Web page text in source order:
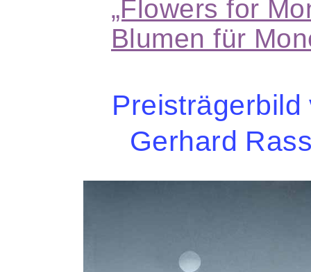
„Flowers for
Blumen für
Preisträgerbild
Gerhard